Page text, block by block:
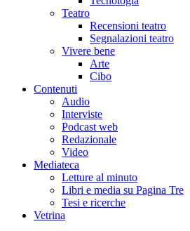
Teatro
Recensioni teatro
Segnalazioni teatro
Vivere bene
Arte
Cibo
Contenuti
Audio
Interviste
Podcast web
Redazionale
Video
Mediateca
Letture al minuto
Libri e media su Pagina Tre
Tesi e ricerche
Vetrina